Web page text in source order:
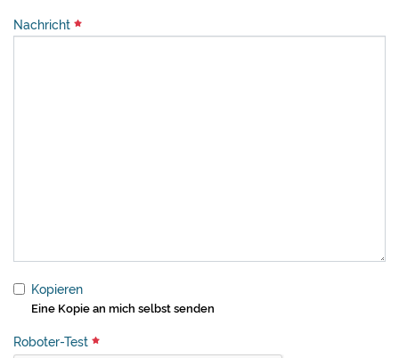
Nachricht
Kopieren
Eine Kopie an mich selbst senden
Roboter-Test